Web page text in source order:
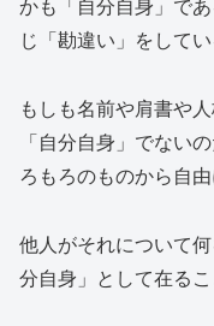
かも「自分自身」で
じ「勘違い」をして
もしも名前や肩書や
「自分自身」でない
ろもろのものから自由
他人がそれについて
分自身」として在る